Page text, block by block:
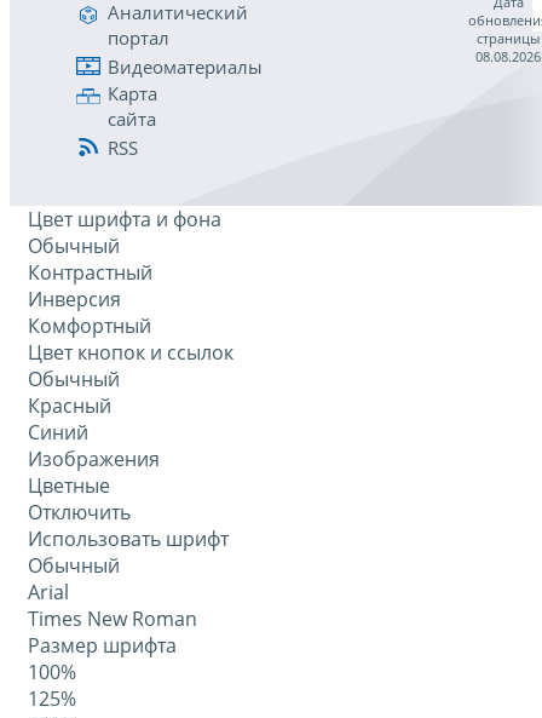
Аналитический
портал
Видеоматериалы
Карта
сайта
RSS
страницы
08.08.2026
Цвет шрифта и фона
Обычный
Контрастный
Инверсия
Комфортный
Цвет кнопок и ссылок
Обычный
Красный
Синий
Изображения
Цветные
Отключить
Использовать шрифт
Обычный
Arial
Times New Roman
Размер шрифта
100%
125%